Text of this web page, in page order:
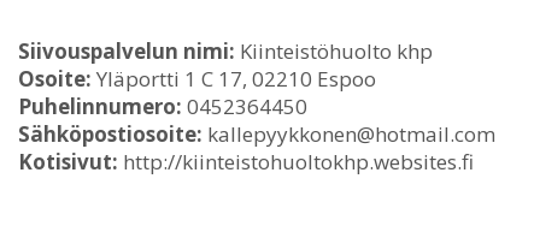
Siivouspalvelun nimi: Kiinteistöhuolto khp
Osoite: Yläportti 1 C 17, 02210 Espoo
Puhelinnumero: 0452364450
Sähköpostiosoite: kallepyykkonen@hotmail.com
Kotisivut: http://kiinteistohuoltokhp.websites.fi